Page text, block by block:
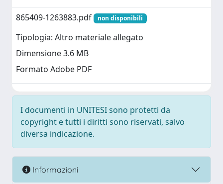
865409-1263883.pdf
non disponibili
Tipologia: Altro materiale allegato
Dimensione 3.6 MB
Formato Adobe PDF
I documenti in UNITESI sono protetti da
copyright e tutti i diritti sono riservati, salvo
diversa indicazione.
Informazioni